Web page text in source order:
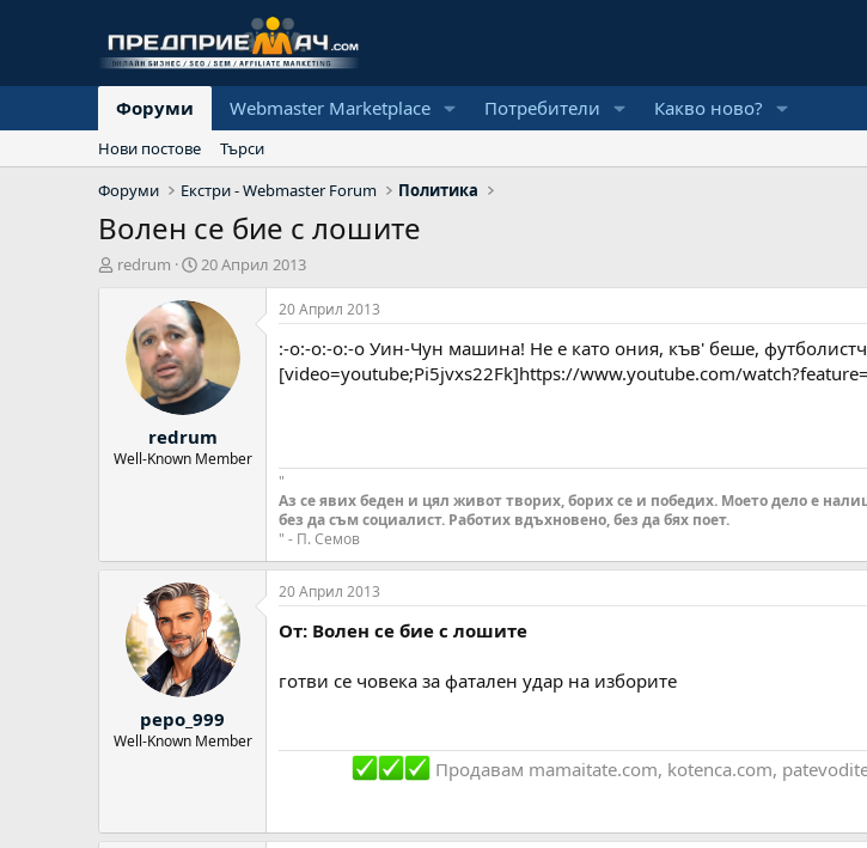
Форуми Webmaster Marketplace Потребители Какво ново?
Нови постове
Търси
Форуми
Екстри - Webmaster Forum Политика
Волен се бие с лошите
А
redrum
Н
ч
а
л
н
а
д
а
т
20 Април 2013
redrum
Well-Known Member
20 Април 2013
:-o:-o:-o:-o Уин-Чун машина! Не е като ония, къв' беше,
[video=youtube;Pi5jvxs22Fk]https://www.youtube.com/
"
Аз се явих беден и цял живот творих, борих се и победих. Моето дело е
без да съм социалист. Работих вдъхновено, без да бях поет.
" - П. Семов
pepo_999
Well-Known Member
20 Април 2013
От: Волен се бие с лошите
готви се човека за фатален удар на изборите
Продавам mamaitate.com, kotenca.com,